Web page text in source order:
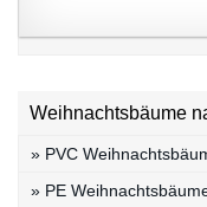
Weihnachtsbäume
» PVC
» PE